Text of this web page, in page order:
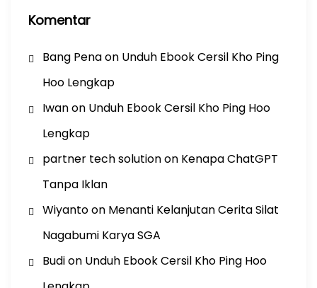
Komentar
Bang Penaon Unduh Ebook Cersil Kho Ping
Hoo Lengkap
Iwanon Unduh Ebook Cersil Kho Ping Hoo
Lengkap
partner tech solutionon Kenapa ChatGPT
Tanpa Iklan
Wiyantoon Menanti Kelanjutan Cerita Silat
Nagabumi Karya SGA
Budion Unduh Ebook Cersil Kho Ping Hoo